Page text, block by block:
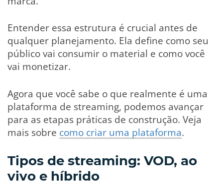
Entender essa estrutura é crucial antes de
qualquer planejamento. Ela define como seu
público vai consumir o material e como você
vai monetizar.
Agora que você sabe o que realmente é uma
plataforma de streaming, podemos avançar
para as etapas práticas de construção. Veja
mais sobre como criar uma plataforma.
Tipos de streaming: VOD, ao
vivo e híbrido